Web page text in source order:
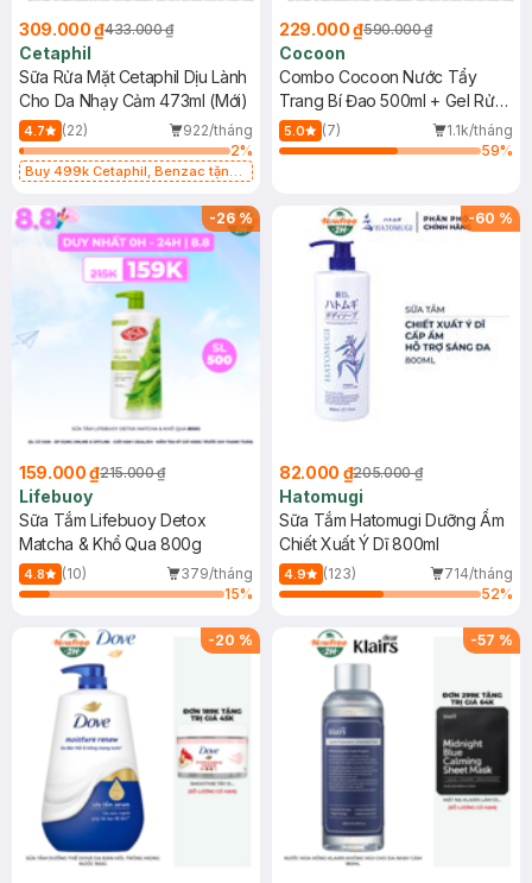
309.000 ₫433.000 ₫
Cetaphil
Sữa Rửa Mặt Cetaphil Dịu Lành
Cho Da Nhạy Cảm 473ml (Mới)
4.7 (22)
922/tháng
2%
Buy 499k Cetaphil, Benzac tặng
hạn)
229.000 ₫590.000 ₫
Cocoon
Combo Cocoon Nước Tẩy
Trang Bí Đao 500ml + Gel Rửa
Mặt Bí Đao 310ml
5.0 (7)
1.1k/tháng
59%
-26%
159.000 ₫215.000 ₫
Lifebuoy
Sữa Tắm Lifebuoy Detox
Matcha & Khổ Qua 800g
4.8 (10)
379/tháng
15%
-60 %
82.000 ₫205.000 ₫
Hatomugi
Sữa Tắm Hatomugi Dưỡng Ẩm
Chiết Xuất Ý Dĩ 800ml
4.9 (123)
714/tháng
52%
-20 % -57 %